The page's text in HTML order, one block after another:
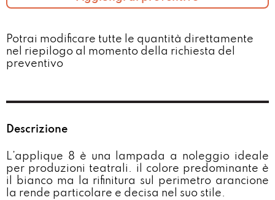
Potrai modificare tutte le quantità direttamente
nel riepilogo al momento della richiesta del
preventivo​
Descrizione
L’applique 8 è una lampada a noleggio ideale
per produzioni teatrali. il colore predominante è
il bianco ma la rifinitura sul perimetro arancione
la rende particolare e decisa nel suo stile.